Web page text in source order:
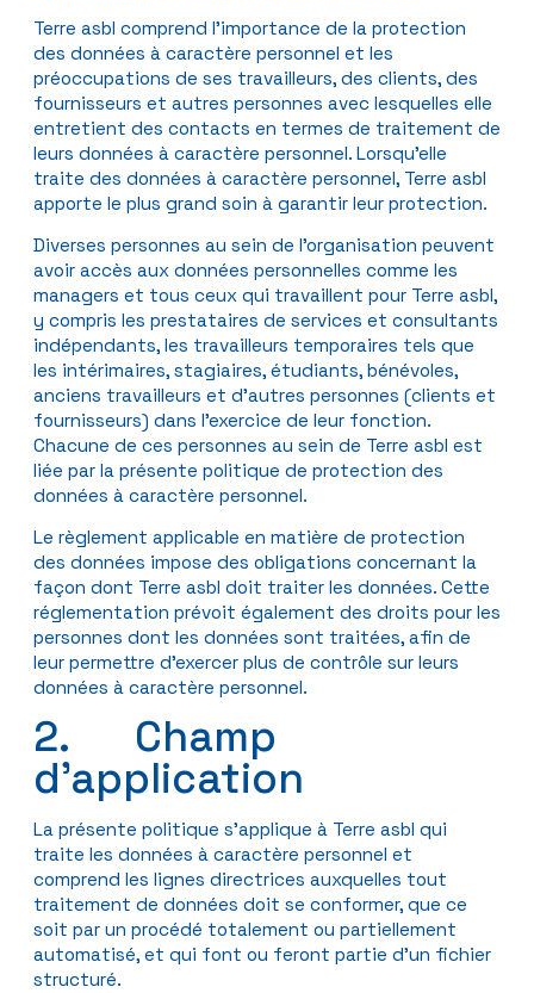
Terre asbl comprend l’importance de la protection
des données à caractère personnel et les
préoccupations de ses travailleurs, des clients, des
fournisseurs et autres personnes avec lesquelles elle
entretient des contacts en termes de traitement de
leurs données à caractère personnel. Lorsqu’elle
traite des données à caractère personnel, Terre asbl
apporte le plus grand soin à garantir leur protection.
Diverses personnes au sein de l’organisation peuvent
avoir accès aux données personnelles comme les
managers et tous ceux qui travaillent pour Terre asbl,
y compris les prestataires de services et consultants
indépendants, les travailleurs temporaires tels que
les intérimaires, stagiaires, étudiants, bénévoles,
anciens travailleurs et d’autres personnes (clients et
fournisseurs) dans l’exercice de leur fonction.
Chacune de ces personnes au sein de Terre asbl est
liée par la présente politique de protection des
données à caractère personnel.
Le règlement applicable en matière de protection
des données impose des obligations concernant la
façon dont Terre asbl doit traiter les données. Cette
réglementation prévoit également des droits pour les
personnes dont les données sont traitées, afin de
leur permettre d’exercer plus de contrôle sur leurs
données à caractère personnel.
2. Champ
d’application
La présente politique s’applique à Terre asbl qui
traite les données à caractère personnel et
comprend les lignes directrices auxquelles tout
traitement de données doit se conformer, que ce
soit par un procédé totalement ou partiellement
automatisé, et qui font ou feront partie d’un fichier
structuré.